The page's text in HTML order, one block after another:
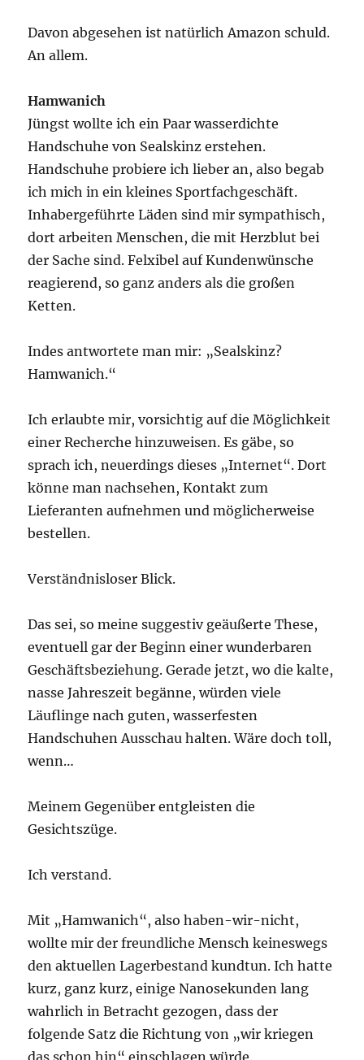
Davon abgesehen ist natürlich Amazon schuld.
An allem.
Hamwanich
Jüngst wollte ich ein Paar wasserdichte
Handschuhe von Sealskinz erstehen.
Handschuhe probiere ich lieber an, also begab
ich mich in ein kleines Sportfachgeschäft.
Inhabergeführte Läden sind mir sympathisch,
dort arbeiten Menschen, die mit Herzblut bei
der Sache sind. Felxibel auf Kundenwünsche
reagierend, so ganz anders als die großen
Ketten.
Indes antwortete man mir: „Sealskinz?
Hamwanich.“
Ich erlaubte mir, vorsichtig auf die Möglichkeit
einer Recherche hinzuweisen. Es gäbe, so
sprach ich, neuerdings dieses „Internet“. Dort
könne man nachsehen, Kontakt zum
Lieferanten aufnehmen und möglicherweise
bestellen.
Verständnisloser Blick.
Das sei, so meine suggestiv geäußerte These,
eventuell gar der Beginn einer wunderbaren
Geschäftsbeziehung. Gerade jetzt, wo die kalte,
nasse Jahreszeit begänne, würden viele
Läuflinge nach guten, wasserfesten
Handschuhen Ausschau halten. Wäre doch toll,
wenn…
Meinem Gegenüber entgleisten die
Gesichtszüge.
Ich verstand.
Mit „Hamwanich“, also haben-wir-nicht,
wollte mir der freundliche Mensch keineswegs
den aktuellen Lagerbestand kundtun. Ich hatte
kurz, ganz kurz, einige Nanosekunden lang
wahrlich in Betracht gezogen, dass der
folgende Satz die Richtung von „wir kriegen